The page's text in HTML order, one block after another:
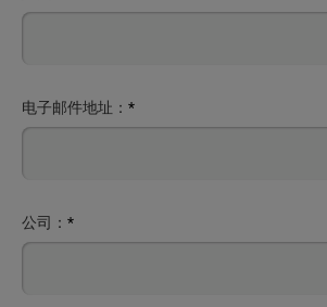
*
电子邮件地址：
*
公司：